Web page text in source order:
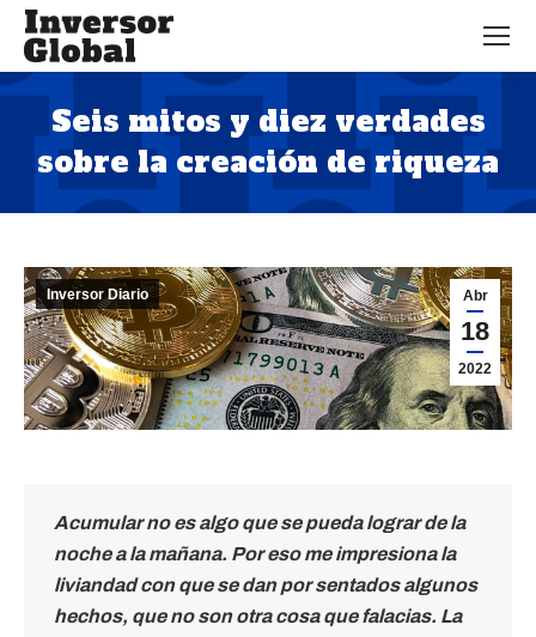
Seis mitos y diez verdades
sobre la creación de riqueza
Estás aquí:
Abr
18
2022
Inversor Diario
Acumular no es algo que se pueda lograr de la
noche a la mañana. Por eso me impresiona la
liviandad con que se dan por sentados algunos
hechos, que no son otra cosa que falacias. La